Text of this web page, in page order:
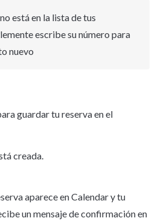
está en la lista de tus
escribe su número para
nuevo
guardar tu reserva en el
creada.
aparece en Calendar y tu
un mensaje de confirmación en